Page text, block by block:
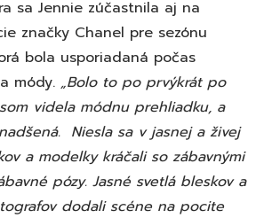
sa Jennie zúčastnila aj na
značky Chanel pre sezónu
bola usporiadaná počas
módy. „Bolo to po prvýkrát po
videla módnu prehliadku, a
Niesla sa v jasnej a živej
a modelky kráčali so zábavnými
pózy. Jasné svetlá bleskov a
dodali scéne na pocite